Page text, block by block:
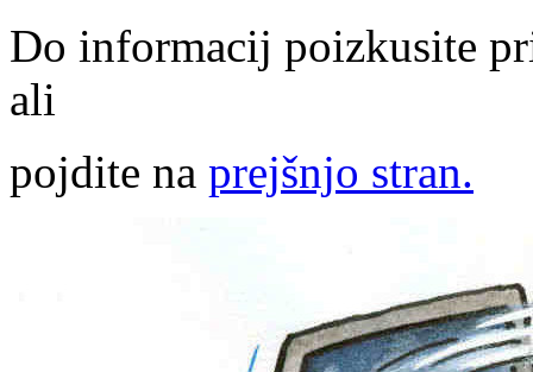
Do informacij poizkusite
ali
pojdite na prejšnjo stran.